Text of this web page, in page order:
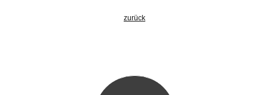
zurück